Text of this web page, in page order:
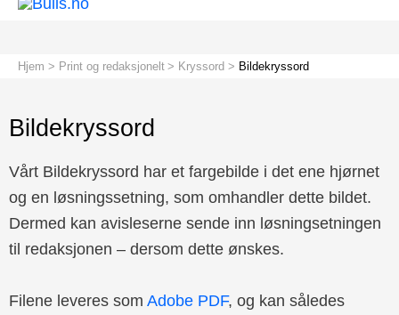
Hjem Print og redaksjonelt Kryssord Bildekryssord
Bildekryssord
Vårt Bildekryssord har et fargebilde i det ene hjørnet
og en løsningssetning, som omhandler dette bildet.
Dermed kan avisleserne sende inn løsningsetningen
til redaksjonen – dersom dette ønskes.
Filene leveres som Adobe PDF, og kan således